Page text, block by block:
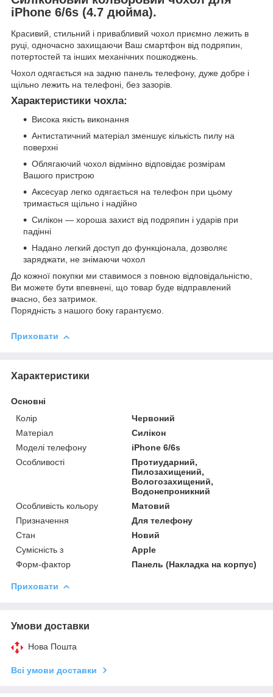
iPhone 6/6s (4.7 дюйма).
Красивий, стильний і привабливий чохол приємно лежить в
руці, одночасно захищаючи Ваш смартфон від подряпин,
потертостей та інших механічних пошкоджень.
Чохол одягається на задню панель телефону, дуже добре і
щільно лежить на телефоні, без зазорів.
Характеристики чохла:
Висока якість виконання
Антистатичний матеріал зменшує кількість пилу на
поверхні
Облягаючий чохол відмінно відповідає розмірам
Вашого пристрою
Аксесуар легко одягається на телефон при цьому
тримається щільно і надійно
Силікон ― хороша захист від подряпин і ударів при
падінні
Надано легкий доступ до функціонала, дозволяє
заряджати, не знімаючи чохол
До кожної покупки ми ставимося з повною відповідальністю,
Ви можете бути впевнені, що товар буде відправлений
вчасно, без затримок.
Порядність з нашого боку гарантуємо.
Приховати
Характеристики
Основні
Колір
Червоний
Матеріал
Силікон
Моделі телефону
iPhone 6/6s
Особливості
Протиударний,
Пилозахищений,
Вологозахищений,
Водонепроникний
Особливість кольору
Матовий
Призначення
Для телефону
Стан
Новий
Сумісність з
Apple
Форм-фактор
Панель (Накладка на корпус)
Приховати
Умови доставки
Нова Пошта
Всі умови доставки